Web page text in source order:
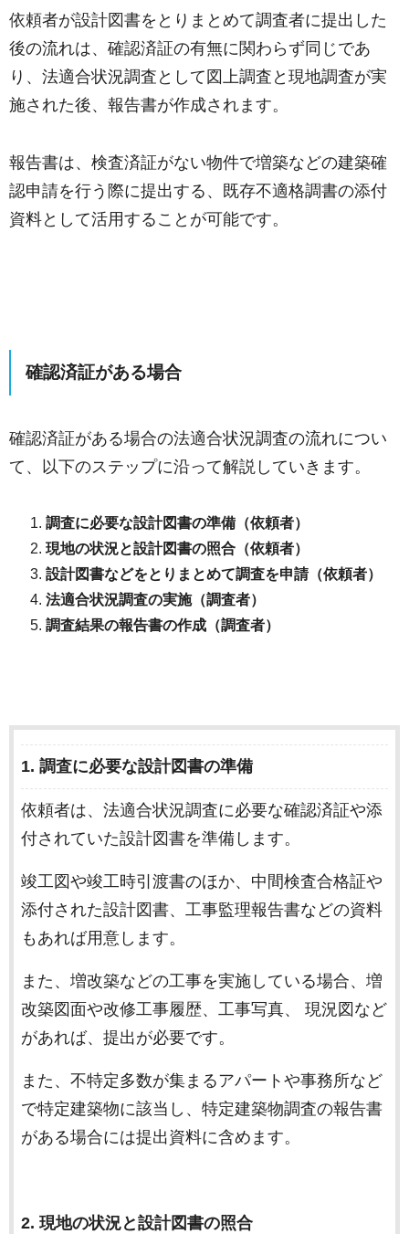
依頼者が設計図書をとりまとめて調査者に提出した
後の流れは、確認済証の有無に関わらず同じであ
り、法適合状況調査として図上調査と現地調査が実
施された後、報告書が作成されます。
報告書は、検査済証がない物件で増築などの建築確
認申請を行う際に提出する、既存不適格調書の添付
資料として活用することが可能です。
確認済証がある場合
確認済証がある場合の法適合状況調査の流れについ
て、以下のステップに沿って解説していきます。
調査に必要な設計図書の準備（依頼者）
現地の状況と設計図書の照合（依頼者）
設計図書などをとりまとめて調査を申請（依頼者）
法適合状況調査の実施（調査者）
調査結果の報告書の作成（調査者）
1. 調査に必要な設計図書の準備
依頼者は、法適合状況調査に必要な確認済証や添
付されていた設計図書を準備します。
竣工図や竣工時引渡書のほか、中間検査合格証や
添付された設計図書、工事監理報告書などの資料
もあれば用意します。
また、増改築などの工事を実施している場合、増
改築図面や改修工事履歴、工事写真、 現況図など
があれば、提出が必要です。
また、不特定多数が集まるアパートや事務所など
で特定建築物に該当し、特定建築物調査の報告書
がある場合には提出資料に含めます。
2. 現地の状況と設計図書の照合